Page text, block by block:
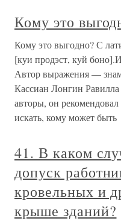
Кому это
Кому это выгодно? С
[куи продэст, куй
Автор выражения —
Кассиан Лонгин
авторы, он рекомендовал
искать, кому может быть
41. В каком
допуск
кровельных и
крыше зданий?